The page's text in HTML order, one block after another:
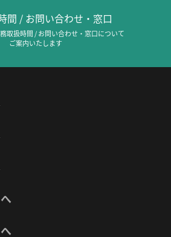
間 / お問い合わせ・窓口
取扱時間 / お問い合わせ・窓口について
ご案内いたします